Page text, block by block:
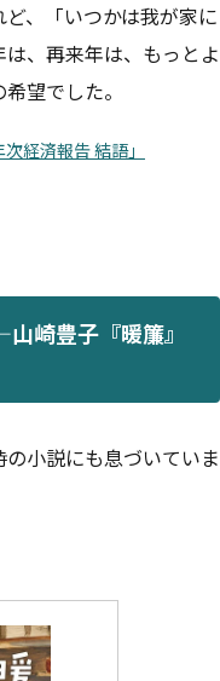
、「いつかは我が家に
、再来年は、もっとよ
望でした。
経済報告 結語」
崎豊子『暖簾』
小説にも息づいていま